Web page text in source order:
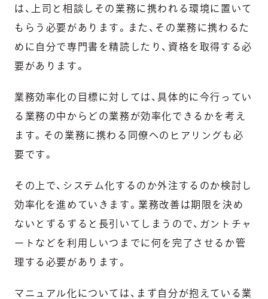
は、上司と相談しその業務に携われる環境に置いて
もらう必要があります。また、その業務に携わるた
めに自分で専門書を精読したり、資格を取得する必
要があります。
業務効率化の目標に対しては、具体的に今行ってい
る業務の中からどの業務が効率化できるかを考え
ます。その業務に携わる同僚へのヒアリングも必
要です。
その上で、システム化するのか外注するのか検討し
効率化を進めていきます。業務改善は期限を決め
ないとずるずると長引いてしまうので、ガントチャ
ートなどを利用しいつまでに何を完了させるか管
理する必要があります。
マニュアル化については、まず自分が抱えている業